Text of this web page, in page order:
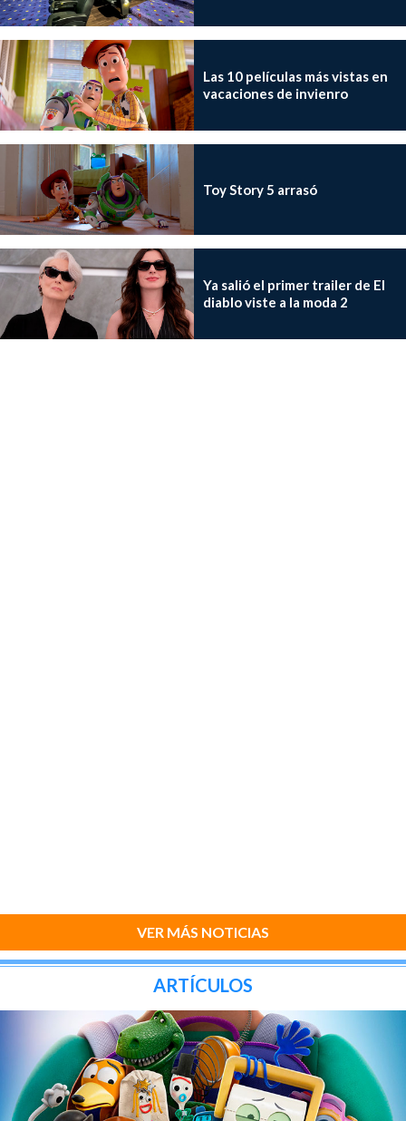
Las 10 películas más vistas en
vacaciones de invienro
Toy Story 5 arrasó
Ya salió el primer trailer de El
diablo viste a la moda 2
VER MÁS NOTICIAS
ARTÍCULOS